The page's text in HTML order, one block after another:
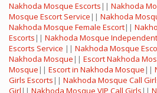
Nakhoda Mosque Escorts || Nakhoda
Mosque Escort Service || Nakhoda
Nakhoda Mosque Female Escort||
Escorts || Nakhoda Mosque
Escorts Service || Nakhoda Mosque
Nakhoda Mosque || Escort Nakhoda
Mosque || Escort in Nakhoda Mosque ||
Girls Escorts || Nakhoda Mosque Call
Girl || Nakhoda Mosque VIP Call Girls ||